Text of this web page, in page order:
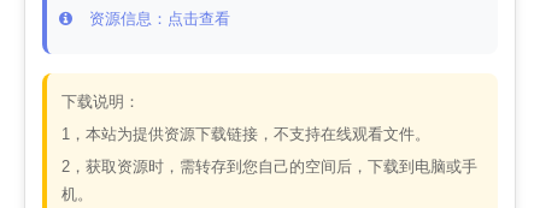
资源信息：点击查看
下载说明：
1，本站为提供资源下载链接，不支持在线观看文件。
2，获取资源时，需转存到您自己的空间后，下载到电脑或手
机。